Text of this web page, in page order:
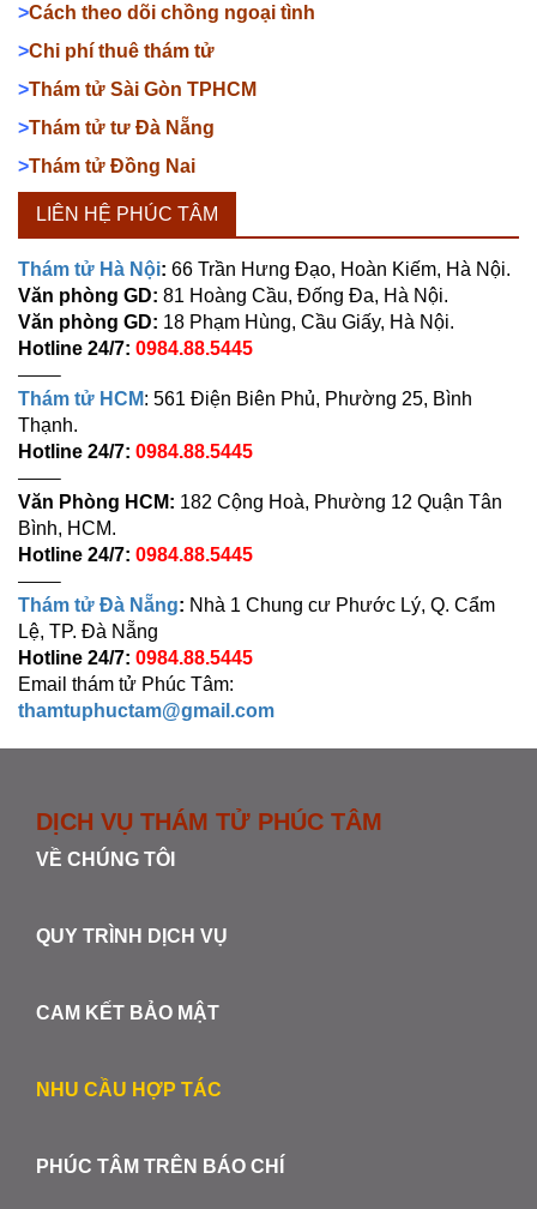
>Cách theo dõi chồng ngoại tình
>Chi phí thuê thám tử
>Thám tử Sài Gòn TPHCM
>Thám tử tư Đà Nẵng
>Thám tử Đồng Nai
LIÊN HỆ PHÚC TÂM
Thám tử Hà Nội: 66 Trần Hưng Đạo, Hoàn Kiếm, Hà Nội.
Văn phòng GD: 81 Hoàng Cầu, Đống Đa, Hà Nội.
Văn phòng GD: 18 Phạm Hùng, Cầu Giấy, Hà Nội.
Hotline 24/7: 0984.88.5445
——–
Thám tử HCM: 561 Điện Biên Phủ, Phường 25, Bình
Thạnh.
Hotline 24/7: 0984.88.5445
——–
Văn Phòng HCM: 182 Cộng Hoà, Phường 12 Quận Tân
Bình, HCM.
Hotline 24/7: 0984.88.5445
——–
Thám tử Đà Nẵng: Nhà 1 Chung cư Phước Lý, Q. Cẩm
Lệ, TP. Đà Nẵng
Hotline 24/7: 0984.88.5445
Email thám tử Phúc Tâm:
thamtuphuctam@gmail.com
DỊCH VỤ THÁM TỬ PHÚC TÂM
VỀ CHÚNG TÔI
QUY TRÌNH DỊCH VỤ
CAM KẾT BẢO MẬT
NHU CẦU HỢP TÁC
PHÚC TÂM TRÊN BÁO CHÍ